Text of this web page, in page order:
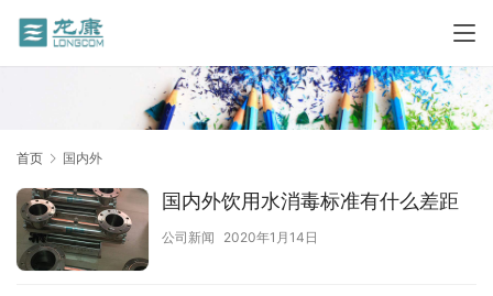
首页 国内外
国内外饮用水消毒标准有什么差距
公司新闻 2020年1月14日